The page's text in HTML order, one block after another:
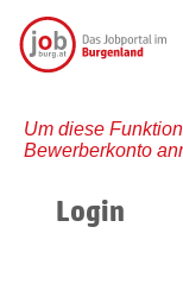
Um diese
Bewerberkonto
Login